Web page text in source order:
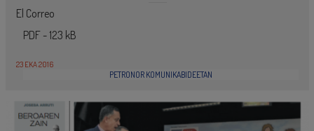
El Correo
PDF - 123 kB
23 EKA 2016
PETRONOR KOMUNIKABIDEETAN